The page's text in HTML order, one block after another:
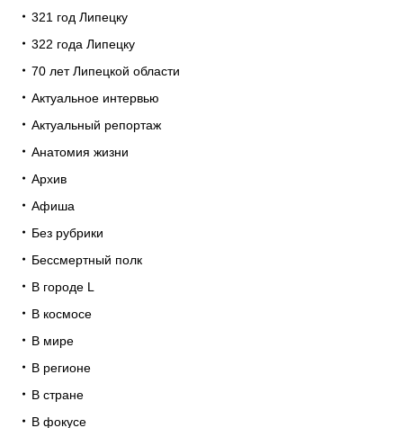
321 год Липецку
322 года Липецку
70 лет Липецкой области
Актуальное интервью
Актуальный репортаж
Анатомия жизни
Архив
Афиша
Без рубрики
Бессмертный полк
В городе L
В космосе
В мире
В регионе
В стране
В фокусе